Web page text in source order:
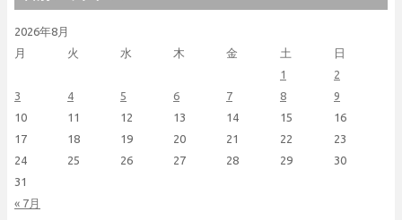
2026年8月
月
火 水 木 金 土 日
« 7月
1
2
3
4 5 6 7 8
9
10
11 12 13 14 15
16
17
18 19 20 21 22
23
24
25 26 27 28 29
30
31